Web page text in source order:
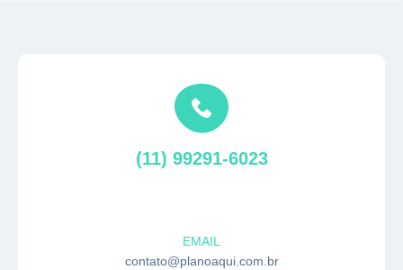
(11) 99291-6023
EMAIL
contato@planoaqui.com.br